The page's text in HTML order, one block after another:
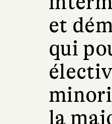
et
qui
la